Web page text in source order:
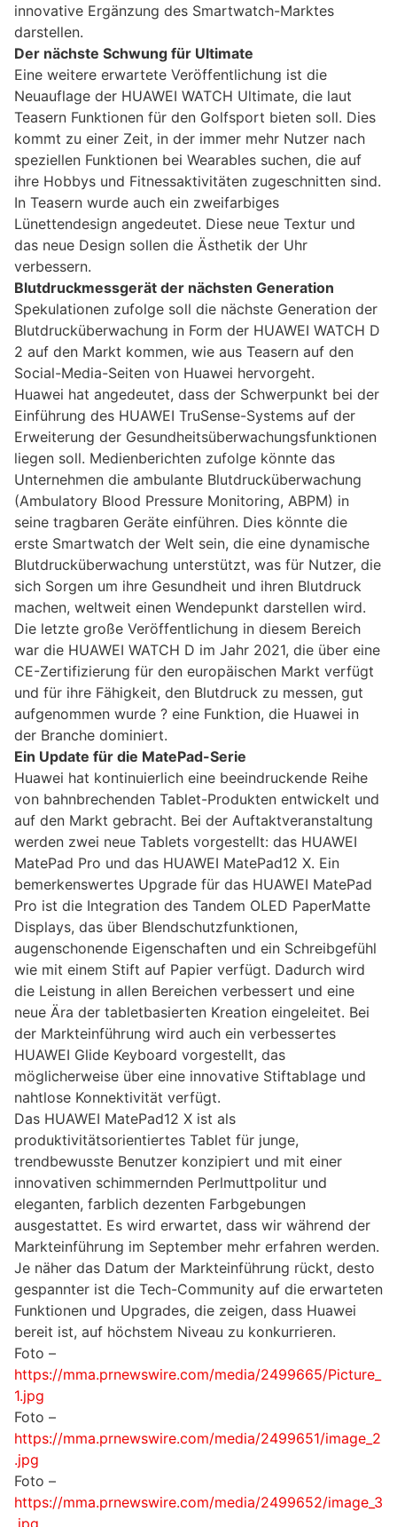
innovative Ergänzung des Smartwatch-Marktes
darstellen.
Der nächste Schwung für Ultimate
Eine weitere erwartete Veröffentlichung ist die
Neuauflage der HUAWEI WATCH Ultimate, die laut
Teasern Funktionen für den Golfsport bieten soll. Dies
kommt zu einer Zeit, in der immer mehr Nutzer nach
speziellen Funktionen bei Wearables suchen, die auf
ihre Hobbys und Fitnessaktivitäten zugeschnitten sind.
In Teasern wurde auch ein zweifarbiges
Lünettendesign angedeutet. Diese neue Textur und
das neue Design sollen die Ästhetik der Uhr
verbessern.
Blutdruckmessgerät der nächsten Generation
Spekulationen zufolge soll die nächste Generation der
Blutdrucküberwachung in Form der HUAWEI WATCH D
2 auf den Markt kommen, wie aus Teasern auf den
Social-Media-Seiten von Huawei hervorgeht.
Huawei hat angedeutet, dass der Schwerpunkt bei der
Einführung des HUAWEI TruSense-Systems auf der
Erweiterung der Gesundheitsüberwachungsfunktionen
liegen soll. Medienberichten zufolge könnte das
Unternehmen die ambulante Blutdrucküberwachung
(Ambulatory Blood Pressure Monitoring, ABPM) in
seine tragbaren Geräte einführen. Dies könnte die
erste Smartwatch der Welt sein, die eine dynamische
Blutdrucküberwachung unterstützt, was für Nutzer, die
sich Sorgen um ihre Gesundheit und ihren Blutdruck
machen, weltweit einen Wendepunkt darstellen wird.
Die letzte große Veröffentlichung in diesem Bereich
war die HUAWEI WATCH D im Jahr 2021, die über eine
CE-Zertifizierung für den europäischen Markt verfügt
und für ihre Fähigkeit, den Blutdruck zu messen, gut
aufgenommen wurde ? eine Funktion, die Huawei in
der Branche dominiert.
Ein Update für die MatePad-Serie
Huawei hat kontinuierlich eine beeindruckende Reihe
von bahnbrechenden Tablet-Produkten entwickelt und
auf den Markt gebracht. Bei der Auftaktveranstaltung
werden zwei neue Tablets vorgestellt: das HUAWEI
MatePad Pro und das HUAWEI MatePad12 X. Ein
bemerkenswertes Upgrade für das HUAWEI MatePad
Pro ist die Integration des Tandem OLED PaperMatte
Displays, das über Blendschutzfunktionen,
augenschonende Eigenschaften und ein Schreibgefühl
wie mit einem Stift auf Papier verfügt. Dadurch wird
die Leistung in allen Bereichen verbessert und eine
neue Ära der tabletbasierten Kreation eingeleitet. Bei
der Markteinführung wird auch ein verbessertes
HUAWEI Glide Keyboard vorgestellt, das
möglicherweise über eine innovative Stiftablage und
nahtlose Konnektivität verfügt.
Das HUAWEI MatePad12 X ist als
produktivitätsorientiertes Tablet für junge,
trendbewusste Benutzer konzipiert und mit einer
innovativen schimmernden Perlmuttpolitur und
eleganten, farblich dezenten Farbgebungen
ausgestattet. Es wird erwartet, dass wir während der
Markteinführung im September mehr erfahren werden.
Je näher das Datum der Markteinführung rückt, desto
gespannter ist die Tech-Community auf die erwarteten
Funktionen und Upgrades, die zeigen, dass Huawei
bereit ist, auf höchstem Niveau zu konkurrieren.
Foto –
https://mma.prnewswire.com/media/2499665/Picture_
1.jpg
Foto –
https://mma.prnewswire.com/media/2499651/image_2
.jpg
Foto –
https://mma.prnewswire.com/media/2499652/image_3